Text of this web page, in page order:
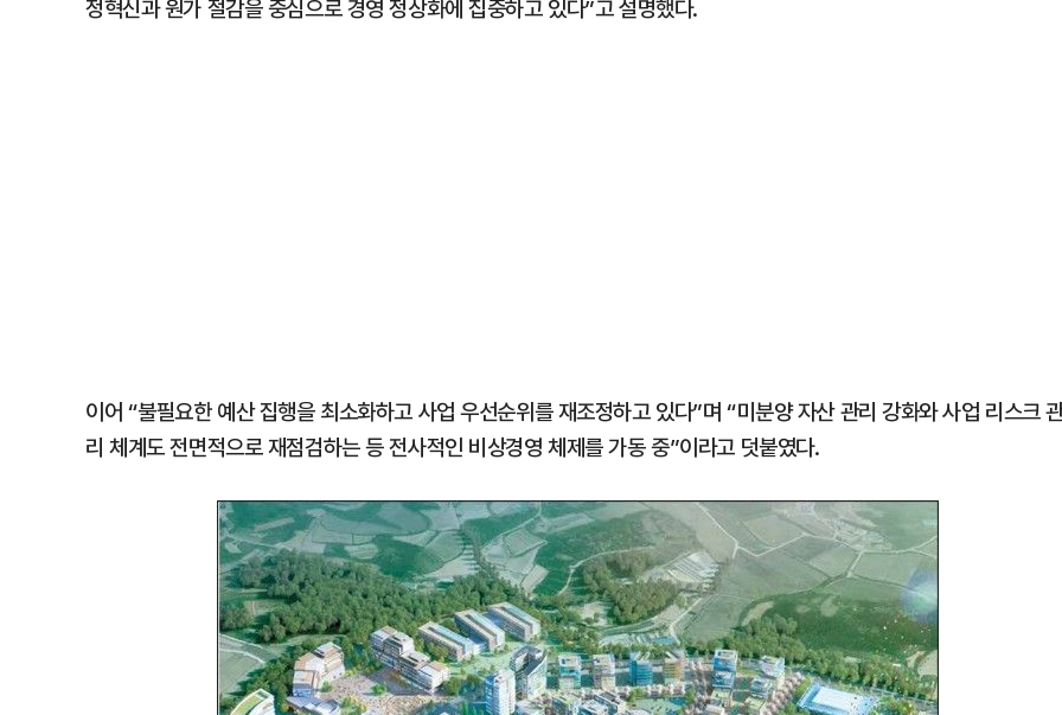
정혁신과 원가 절감을 중심으로 경영 정상화에 집중하고 있다”고 설명했다.
이어 “불필요한 예산 집행을 최소화하고 사업 우선순위를 재조정하고 있다”며 “미분양 자산 관리 강화와 사업 리스크
리 체계도 전면적으로 재점검하는 등 전사적인 비상경영 체제를 가동 중”이라고 덧붙였다.